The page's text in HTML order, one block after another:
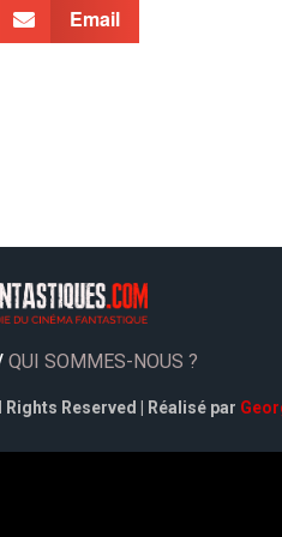
Email
QUI SOMMES-NOUS ?
Reserved | Réalisé par